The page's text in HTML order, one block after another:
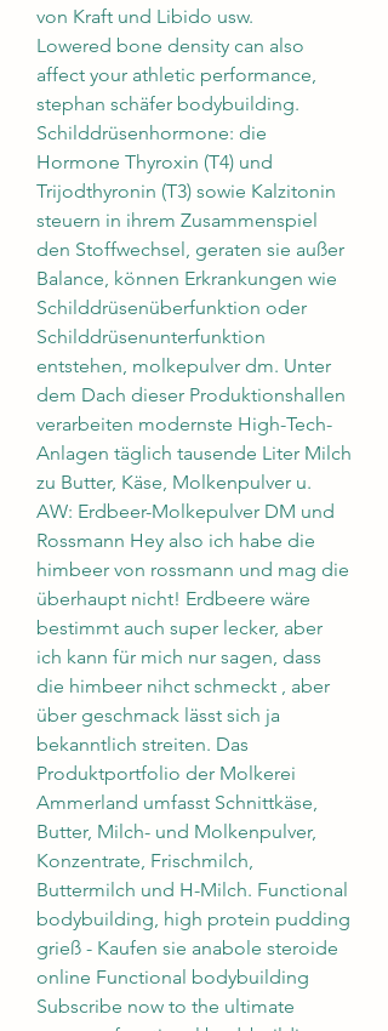
von Kraft und Libido usw.
Lowered bone density can also
affect your athletic performance,
stephan schäfer bodybuilding.
Schilddrüsenhormone: die
Hormone Thyroxin (T4) und
Trijodthyronin (T3) sowie Kalzitonin
steuern in ihrem Zusammenspiel
den Stoffwechsel, geraten sie außer
Balance, können Erkrankungen wie
Schilddrüsenüberfunktion oder
Schilddrüsenunterfunktion
entstehen, molkepulver dm. Unter
dem Dach dieser Produktionshallen
verarbeiten modernste High-Tech-
Anlagen täglich tausende Liter Milch
zu Butter, Käse, Molkenpulver u.
AW: Erdbeer-Molkepulver DM und
Rossmann Hey also ich habe die
himbeer von rossmann und mag die
überhaupt nicht! Erdbeere wäre
bestimmt auch super lecker, aber
ich kann für mich nur sagen, dass
die himbeer nihct schmeckt , aber
über geschmack lässt sich ja
bekanntlich streiten. Das
Produktportfolio der Molkerei
Ammerland umfasst Schnittkäse,
Butter, Milch- und Molkenpulver,
Konzentrate, Frischmilch,
Buttermilch und H-Milch. Functional
bodybuilding, high protein pudding
grieß - Kaufen sie anabole steroide
online Functional bodybuilding
Subscribe now to the ultimate